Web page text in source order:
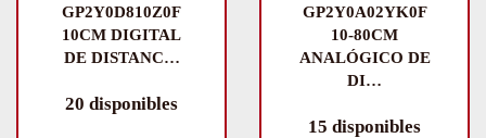
GP2Y0D810Z0F
10CM DIGITAL
DE DISTANC…
20 disponibles
GP2Y0A02YK0F
10-80CM
ANALÓGICO DE
DI…
15 disponibles